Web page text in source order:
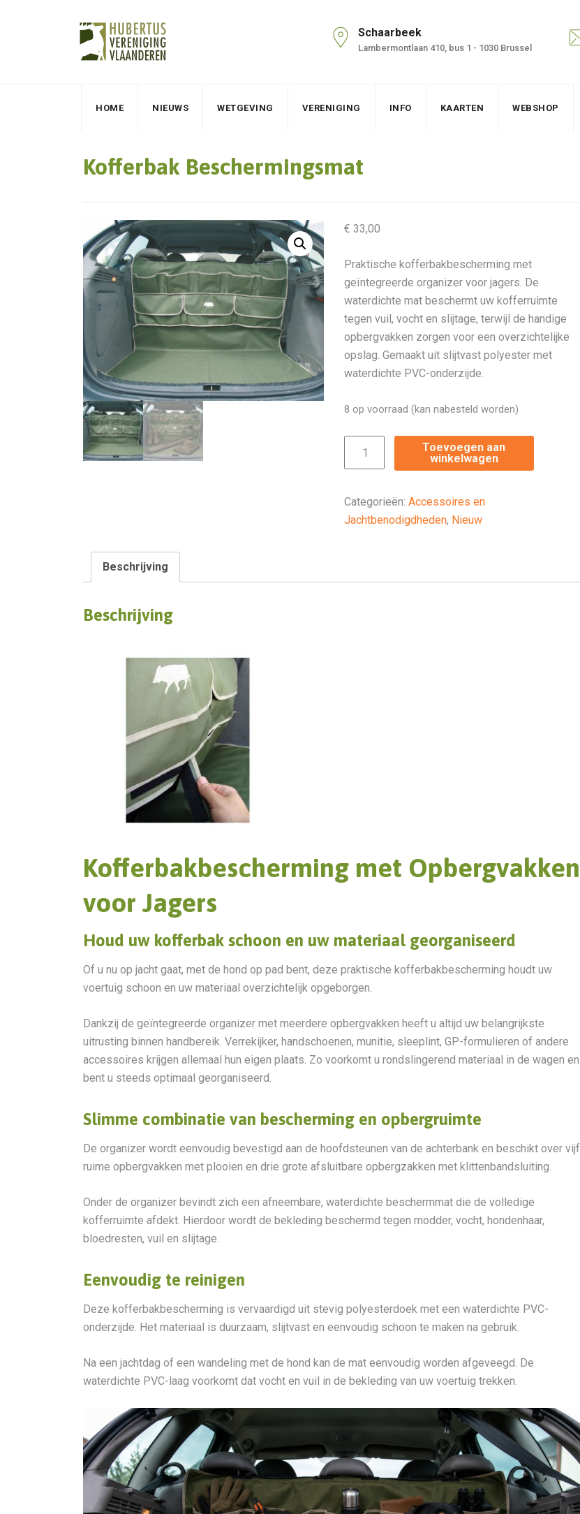
Schaarbeek
Lambermontlaan 410, bus 1 - 1030 Brussel
HOME NIEUWS WETGEVING VERENIGING INFO KAARTEN WEBSHOP
Kofferbak Beschermingsmat
€ 33,00
Praktische kofferbakbescherming met
geïntegreerde organizer voor jagers. De
waterdichte mat beschermt uw kofferruimte
tegen vuil, vocht en slijtage, terwijl de handige
opbergvakken zorgen voor een overzichtelijke
opslag. Gemaakt uit slijtvast polyester met
waterdichte PVC-onderzijde.
8 op voorraad (kan nabesteld worden)
Beschermingsmat
Toevoegen aan
winkelwagen
Categorieën: Accessoires en
Jachtbenodigdheden, Nieuw
Beschrijving
Beschrijving
Kofferbakbescherming met Opbergvakken
voor Jagers
Houd uw kofferbak schoon en uw materiaal georganiseerd
Of u nu op jacht gaat, met de hond op pad bent, deze praktische kofferbakbescherming houdt uw
voertuig schoon en uw materiaal overzichtelijk opgeborgen.
Dankzij de geïntegreerde organizer met meerdere opbergvakken heeft u altijd uw belangrijkste
uitrusting binnen handbereik. Verrekijker, handschoenen, munitie, sleeplint, GP-formulieren of andere
accessoires krijgen allemaal hun eigen plaats. Zo voorkomt u rondslingerend materiaal in de wagen en
bent u steeds optimaal georganiseerd.
Slimme combinatie van bescherming en opbergruimte
De organizer wordt eenvoudig bevestigd aan de hoofdsteunen van de achterbank en beschikt over vijf
ruime opbergvakken met plooien en drie grote afsluitbare opbergzakken met klittenbandsluiting.
Onder de organizer bevindt zich een afneembare, waterdichte beschermmat die de volledige
kofferruimte afdekt. Hierdoor wordt de bekleding beschermd tegen modder, vocht, hondenhaar,
bloedresten, vuil en slijtage.
Eenvoudig te reinigen
Deze kofferbakbescherming is vervaardigd uit stevig polyesterdoek met een waterdichte PVC-
onderzijde. Het materiaal is duurzaam, slijtvast en eenvoudig schoon te maken na gebruik.
Na een jachtdag of een wandeling met de hond kan de mat eenvoudig worden afgeveegd. De
waterdichte PVC-laag voorkomt dat vocht en vuil in de bekleding van uw voertuig trekken.